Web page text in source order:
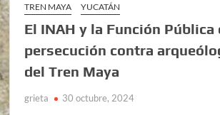
TREN MAYA
YUCATÁN
El INAH y la Función Pública
persecución contra
del Tren Maya
grieta 30 octubre, 2024